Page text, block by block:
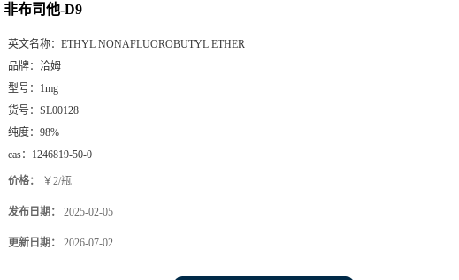
非布司他-D9
英文名称： ETHYL NONAFLUOROBUTYL ETHER
品牌： 洽姆
型号： 1mg
货号： SL00128
纯度： 98%
cas： 1246819-50-0
价格： ￥2/瓶
发布日期： 2025-02-05
更新日期： 2026-07-02